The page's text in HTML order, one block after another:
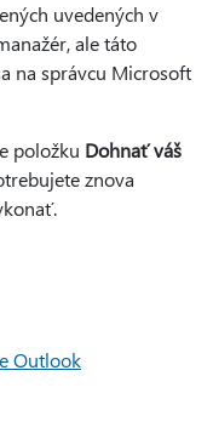
uvedených v
ale táto
na správcu Microsoft
položku Dohnať váš
znova
Outlook